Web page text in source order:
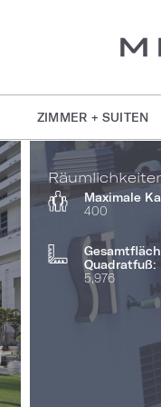
ZIMMER + SUITEN
Maximale
400
Quadratfuß:
5,976